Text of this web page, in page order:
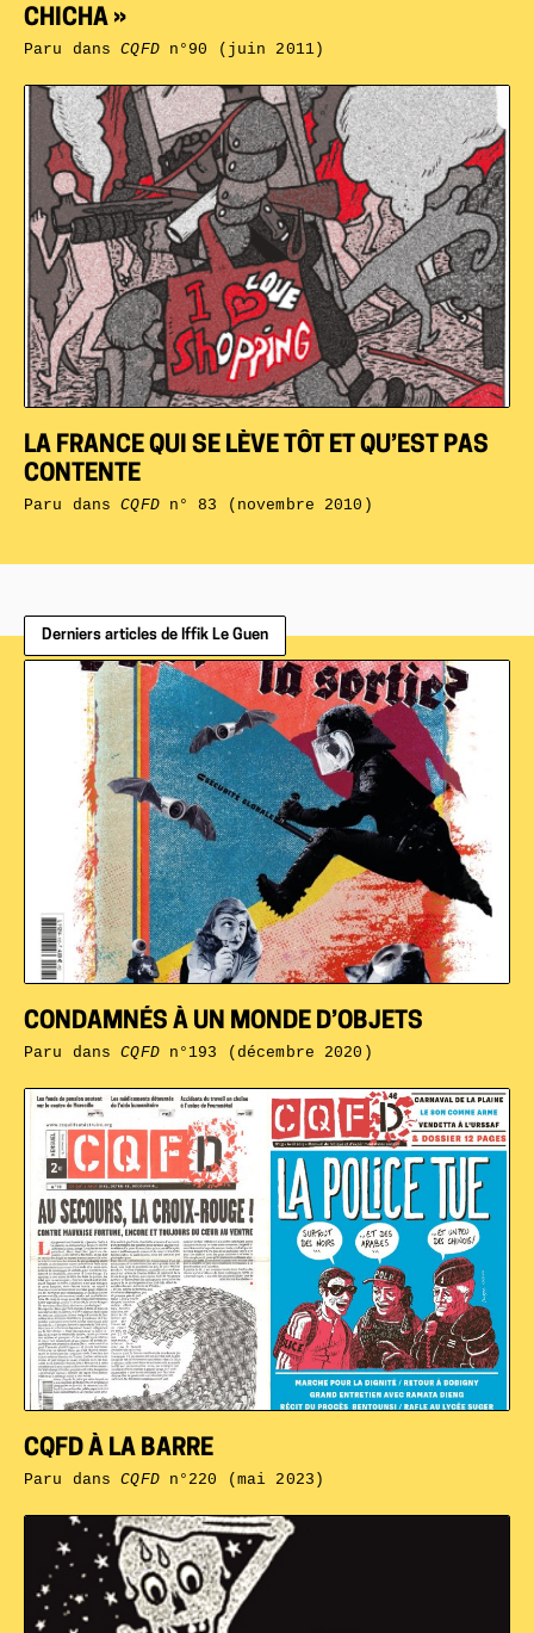
LA FRANCE QUI SE LÈVE TÔT ET QU’EST PAS
CONTENTE
Paru dansCQFDn° 83 (novembre 2010)
CHICHA »
Paru dansCQFDn°90 (juin 2011)
Derniers articles de Iffik Le Guen
CQFD À LA BARRE
Paru dansCQFDn°220 (mai 2023)
CONDAMNÉS À UN MONDE D’OBJETS
Paru dansCQFDn°193 (décembre 2020)